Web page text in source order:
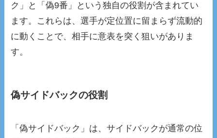
ク」と「偽9番」という独自の役割が含まれてい
ます。これらは、選手が定位置に留まらず流動的
に動くことで、相手に意表を突く狙いがありま
す。
偽サイドバックの役割
「偽サイドバック」は、サイドバックが通常の位